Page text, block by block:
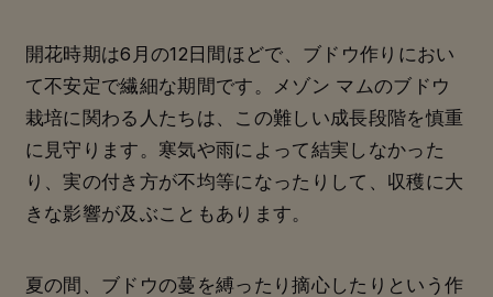
開花時期は6月の12日間ほどで、ブドウ作りにおい
て不安定で繊細な期間です。メゾン マムのブドウ
栽培に関わる人たちは、この難しい成長段階を慎重
に見守ります。寒気や雨によって結実しなかった
り、実の付き方が不均等になったりして、収穫に大
きな影響が及ぶこともあります。
夏の間、ブドウの蔓を縛ったり摘心したりという作